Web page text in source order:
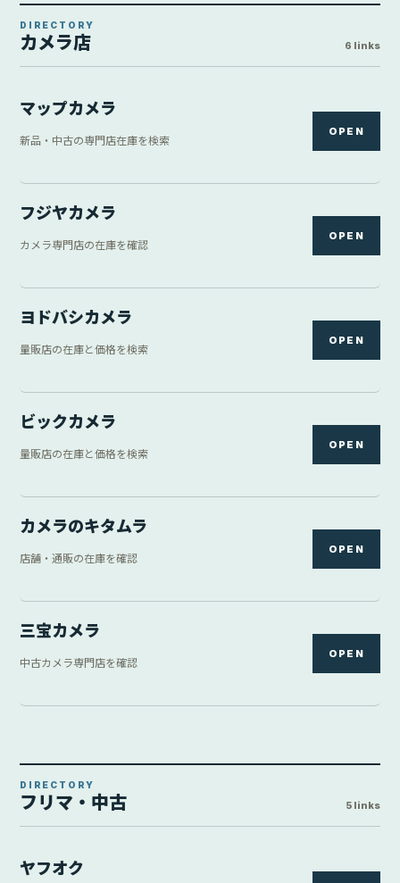
DIRECTORY
カメラ店 6 links
マップカメラ
新品・中古の専門店在庫を検索
OPEN
フジヤカメラ
カメラ専門店の在庫を確認
OPEN
ヨドバシカメラ
量販店の在庫と価格を検索
OPEN
ビックカメラ
量販店の在庫と価格を検索
OPEN
カメラのキタムラ
店舗・通販の在庫を確認
OPEN
三宝カメラ
中古カメラ専門店を確認
OPEN
DIRECTORY
フリマ・中古 5 links
ヤフオク